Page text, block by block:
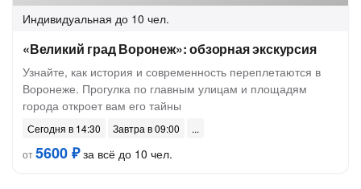
Индивидуальная до 10 чел.
«Великий град Воронеж»: обзорная экскурсия
Узнайте, как история и современность переплетаются в
Воронеже. Прогулка по главным улицам и площадям
города откроет вам его тайны
Сегодня в 14:30
Завтра в 09:00
от5600 ₽за всё до 10 чел.